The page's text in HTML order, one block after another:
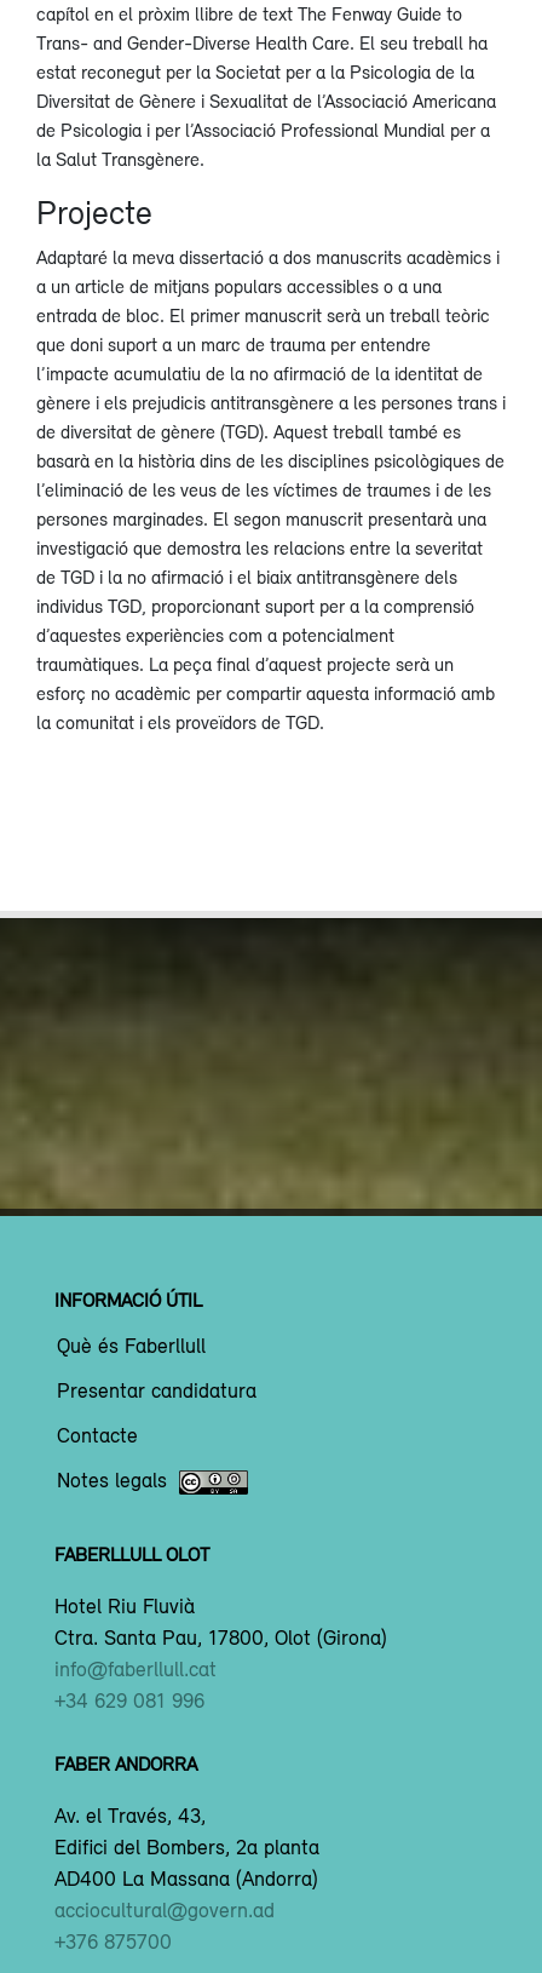
capítol en el pròxim llibre de text The Fenway Guide to
Trans- and Gender-Diverse Health Care. El seu treball ha
estat reconegut per la Societat per a la Psicologia de la
Diversitat de Gènere i Sexualitat de l’Associació Americana
de Psicologia i per l’Associació Professional Mundial per a
la Salut Transgènere.
Projecte
Adaptaré la meva dissertació a dos manuscrits acadèmics i
a un article de mitjans populars accessibles o a una
entrada de bloc. El primer manuscrit serà un treball teòric
que doni suport a un marc de trauma per entendre
l’impacte acumulatiu de la no afirmació de la identitat de
gènere i els prejudicis antitransgènere a les persones trans i
de diversitat de gènere (TGD). Aquest treball també es
basarà en la història dins de les disciplines psicològiques de
l’eliminació de les veus de les víctimes de traumes i de les
persones marginades. El segon manuscrit presentarà una
investigació que demostra les relacions entre la severitat
de TGD i la no afirmació i el biaix antitransgènere dels
individus TGD, proporcionant suport per a la comprensió
d’aquestes experiències com a potencialment
traumàtiques. La peça final d’aquest projecte serà un
esforç no acadèmic per compartir aquesta informació amb
la comunitat i els proveïdors de TGD.
INFORMACIÓ ÚTIL
Què és Faberllull
Presentar candidatura
Contacte
Notes legals
FABERLLULL OLOT
Hotel Riu Fluvià
Ctra. Santa Pau, 17800, Olot (Girona)
info@faberllull.cat
+34 629 081 996
FABER ANDORRA
Av. el Través, 43,
Edifici del Bombers, 2a planta
AD400 La Massana (Andorra)
acciocultural@govern.ad
+376 875700